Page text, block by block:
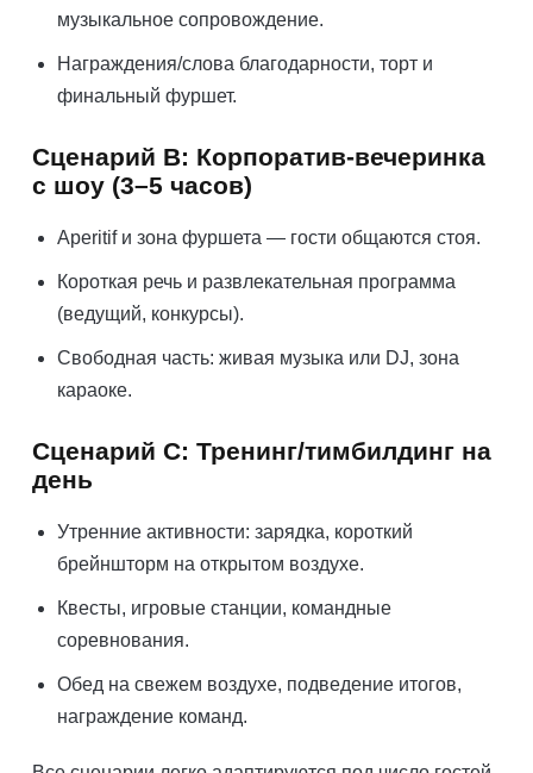
музыкальное сопровождение.
Награждения/слова благодарности, торт и
финальный фуршет.
Сценарий B: Корпоратив‑вечеринка
с шоу (3–5 часов)
Аperitif и зона фуршета — гости общаются стоя.
Короткая речь и развлекательная программа
(ведущий, конкурсы).
Свободная часть: живая музыка или DJ, зона
караоке.
Сценарий C: Тренинг/тимбилдинг на
день
Утренние активности: зарядка, короткий
брейншторм на открытом воздухе.
Квесты, игровые станции, командные
соревнования.
Обед на свежем воздухе, подведение итогов,
награждение команд.